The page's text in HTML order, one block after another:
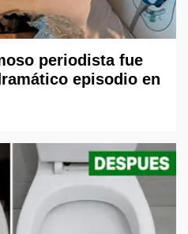
periodista fue
episodio en